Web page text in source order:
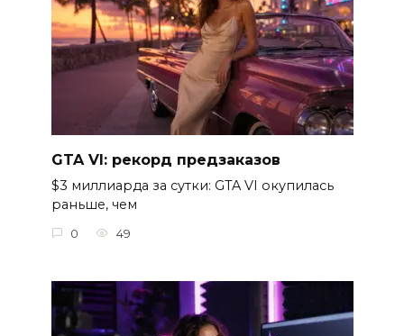
GTA VI: рекорд предзаказов
$3 миллиарда за сутки: GTA VI окупилась
раньше, чем
0 49